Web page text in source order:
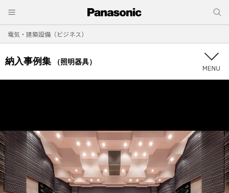
電気・建築設備（ビジネス）
納入事例集 （照明器具）